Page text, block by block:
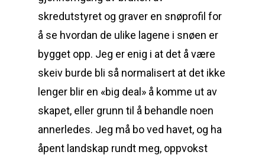
skredutstyret og graver en snøprofil for
å se hvordan de ulike lagene i snøen er
bygget opp. Jeg er enig i at det å være
skeiv burde bli så normalisert at det ikke
lenger blir en «big deal» å komme ut av
skapet, eller grunn til å behandle noen
annerledes. Jeg må bo ved havet, og ha
åpent landskap rundt meg, oppvokst